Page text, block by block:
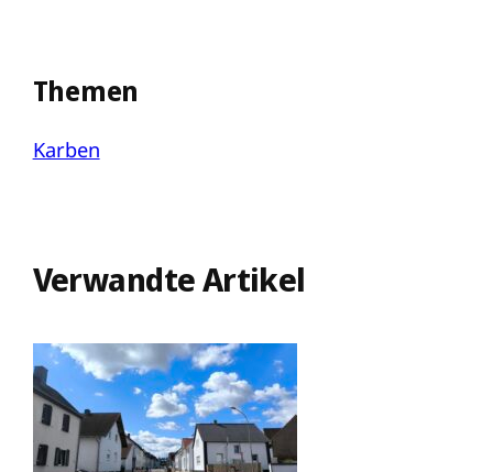
Themen
Karben
Verwandte Artikel